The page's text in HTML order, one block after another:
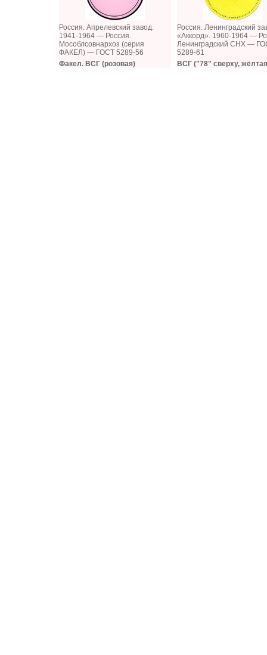
Россия. Апрелевский завод.
1941-1964 — Россия.
Мособлсовнархоз (серия
ФАКЕЛ) — ГОСТ 5289-56
Факел. ВСГ (розовая)
Россия. Ленинградский
«Аккорд». 1960-1964 —
Ленинградский СНХ —
5289-61
ВСГ ("78" сверху,